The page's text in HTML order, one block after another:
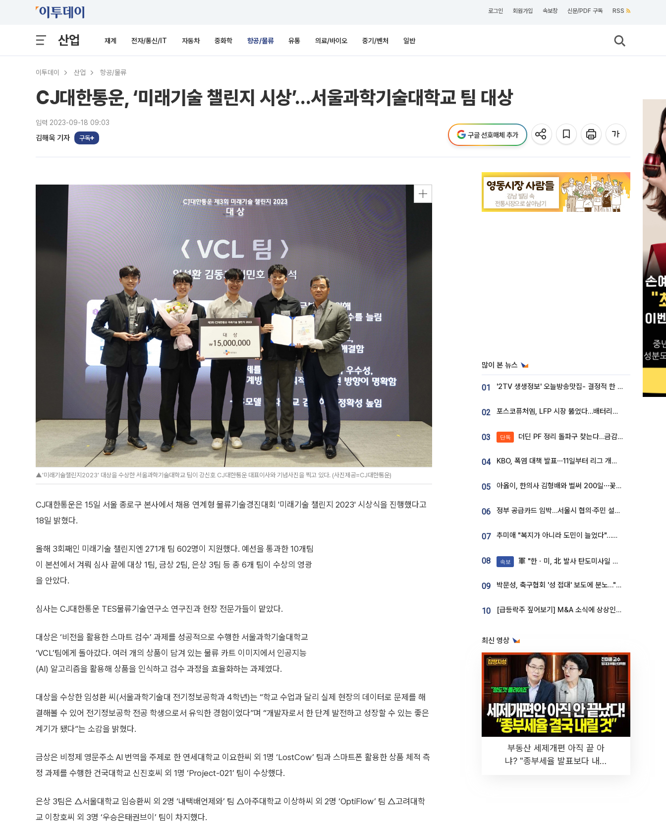
로그인 회원가입 속보창 신문/PDF 구독 RSS
산업 재계 전자/통신/IT 자동차 중화학 항공/물류 유통 의료/바이오 중기/벤처 일반
이투데이 산업 항공/물류
CJ대한통운, ‘미래기술 챌린지 시상’…서울과학기술대학교 팀 대상
입력 2023-09-18 09:03
김해욱 기자 구독 구글 선호매체 추가
▲'미래기술챌린지2023' 대상을 수상한 서울과학기술대학교 팀이 강신호 CJ대한통운 대표이사와 기념사진을 찍고 있다. (사진제공=CJ대한통운)
CJ대한통운은 15일 서울 종로구 본사에서 채용 연계형 물류기술경진대회 '미래기술 챌린지 2023' 시상식을 진행했다고
18일 밝혔다.
올해 3회째인 미래기술 챌린지엔 271개 팀 602명이 지원했다. 예선을 통과한 10개팀
이 본선에서 겨뤄 심사 끝에 대상 1팀, 금상 2팀, 은상 3팀 등 총 6개 팀이 수상의 영광
을 안았다.
심사는 CJ대한통운 TES물류기술연구소 연구진과 현장 전문가들이 맡았다.
대상은 ‘비전을 활용한 스마트 검수’ 과제를 성공적으로 수행한 서울과학기술대학교
‘VCL’팀에게 돌아갔다. 여러 개의 상품이 담겨 있는 물류 카트 이미지에서 인공지능
(AI) 알고리즘을 활용해 상품을 인식하고 검수 과정을 효율화하는 과제였다.
대상을 수상한 임성환 씨(서울과학기술대 전기정보공학과 4학년)는 “학교 수업과 달리 실제 현장의 데이터로 문제를 해
결해볼 수 있어 전기정보공학 전공 학생으로서 유익한 경험이었다”며 “개발자로서 한 단계 발전하고 성장할 수 있는 좋은
계기가 됐다”는 소감을 밝혔다.
금상은 비정제 영문주소 AI 번역을 주제로 한 연세대학교 이요한씨 외 1명 ‘LostCow’ 팀과 스마트폰 활용한 상품 체적 측
정 과제를 수행한 건국대학교 신진호씨 외 1명 ‘Project-021’ 팀이 수상했다.
은상 3팀은 △서울대학교 임승환씨 외 2명 ‘내택배언제와’ 팀 △아주대학교 이상하씨 외 2명 ‘OptiFlow’ 팀 △고려대학
교 이창호씨 외 3명 ‘우승은태권브이’ 팀이 차지했다.
많이 본 뉴스
01 '2TV 생생정보' 오늘방송맛집- 결정적 한 수, 3종 메밀면! 메밀 소바 맛집 '의○○○○'
02 포스코퓨처엠, LFP 시장 뚫었다…배터리사와 대규모 장기 공급 합의
03 단독 더딘 PF 정리 돌파구 찾는다…금감원, 1년 반 만에 매각설명회 재개
04 KBO, 폭염 대책 발표⋯11일부터 리그 개시ㆍ경기 오후 7시 시작
05 아옳이, 한의사 김형배와 벌써 200일⋯꽃다발 들고 "프러포즈 아냐"
06 정부 공급카드 임박…서울시 협의·주민 설득이 성패 가른다 [부동산 해법 전쟁]
07 추미애 "복지가 아니라 도민이 늘었다"…재정난 책임론 정면돌파
08 속보 軍 "한ㆍ미, 北 발사 탄도미사일 제원 정밀분석 중"
09 박문성, 축구협회 '성 접대' 보도에 분노…"다 말아먹으려고 작정했나"
10 [급등락주 짚어보기] M&A 소식에 상상인증권ㆍ유니켐 ‘상한가’⋯유증 제동 걸린 SK디앤디↑
최신 영상
부동산 세제개편 아직 끝 아
냐? "종부세율 발표보다 내릴